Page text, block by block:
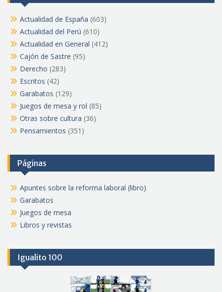
Actualidad de España (603)
Actualidad del Perú (610)
Actualidad en General (412)
Cajón de Sastre (95)
Derecho (283)
Escritos (42)
Garabatos (129)
Juegos de mesa y rol (85)
Otras sobre cultura (36)
Pensamientos (351)
Páginas
Apuntes sobre la reforma laboral (libro)
Garabatos
Juegos de mesa
Libros y revistas
Igualito 100